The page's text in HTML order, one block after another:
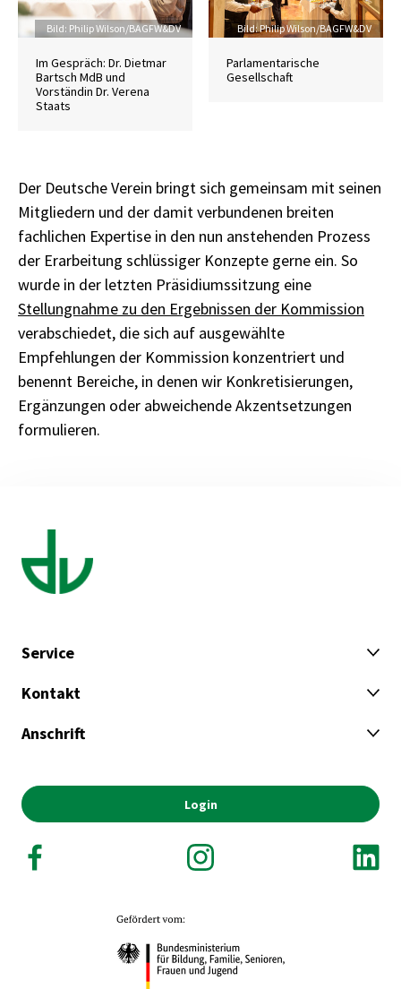
Credit
Bild: Philip Wilson/BAGFW&DV
Im Gespräch: Dr. Dietmar
Bartsch MdB und
Vorständin Dr. Verena
Staats
Credit
Bild: Philip Wilson/BAGFW&DV
Parlamentarische
Gesellschaft
Der Deutsche Verein bringt sich gemeinsam mit seinen
Mitgliedern und der damit verbundenen breiten
fachlichen Expertise in den nun anstehenden Prozess
der Erarbeitung schlüssiger Konzepte gerne ein. So
wurde in der letzten Präsidiumssitzung eine
Stellungnahme zu den Ergebnissen der Kommission
verabschiedet, die sich auf ausgewählte
Empfehlungen der Kommission konzentriert und
benennt Bereiche, in denen wir Konkretisierungen,
Ergänzungen oder abweichende Akzentsetzungen
formulieren.
Service
Kontakt
Anschrift
Login